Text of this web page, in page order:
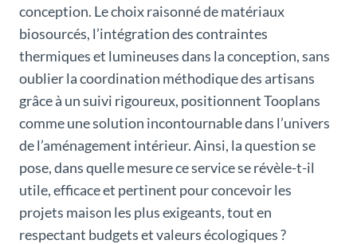
conception. Le choix raisonné de matériaux
biosourcés, l’intégration des contraintes
thermiques et lumineuses dans la conception, sans
oublier la coordination méthodique des artisans
grâce à un suivi rigoureux, positionnent Tooplans
comme une solution incontournable dans l’univers
de l’aménagement intérieur. Ainsi, la question se
pose, dans quelle mesure ce service se révèle-t-il
utile, efficace et pertinent pour concevoir les
projets maison les plus exigeants, tout en
respectant budgets et valeurs écologiques ?